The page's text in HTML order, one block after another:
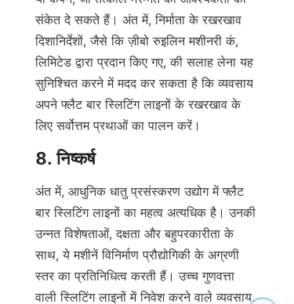
संकेत दे सकते हैं। अंत में, निर्माता के रखरखाव
दिशानिर्देशों, जैसे कि ज़ीबो रुइलिन मशीनरी कं,
लिमिटेड द्वारा प्रदान किए गए, की सलाह लेना यह
सुनिश्चित करने में मदद कर सकता है कि व्यवसाय
अपने फ्लैट बार स्लिटिंग लाइनों के रखरखाव के
लिए सर्वोत्तम प्रथाओं का पालन करें।
8. निष्कर्ष
अंत में, आधुनिक धातु प्रसंस्करण उद्योग में फ्लैट
बार स्लिटिंग लाइनों का महत्व अत्यधिक है। उनकी
उन्नत विशेषताओं, दक्षता और बहुपरकारीता के
साथ, ये मशीनें विनिर्माण प्रौद्योगिकी के अग्रणी
स्तर का प्रतिनिधित्व करती हैं। उच्च गुणवत्ता
वाली स्लिटिंग लाइनों में निवेश करने वाले व्यवसाय,